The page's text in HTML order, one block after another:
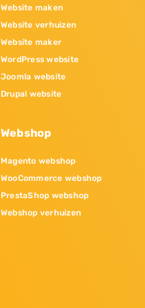
Website maken
Website verhuizen
Website maker
WordPress website
Joomla website
Drupal website
Webshop
Magento webshop
WooCommerce webshop
PrestaShop webshop
Webshop verhuizen